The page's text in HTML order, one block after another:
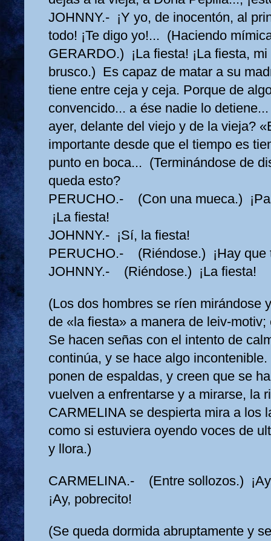
JOHNNY.- ¡Y yo, de inocentón, al
todo! ¡Te digo yo!... (Haciendo
GERARDO.) ¡La fiesta! ¡La fiesta,
brusco.) Es capaz de matar a su
tiene entre ceja y ceja. Porque de
convencido... a ése nadie lo
ayer, delante del viejo y de la vieja?
importante desde que el tiempo es
punto en boca... (Terminándose de
queda esto?
PERUCHO.- (Con una mueca.)
¡La fiesta!
JOHNNY.- ¡Sí, la fiesta!
PERUCHO.- (Riéndose.) ¡Hay que
JOHNNY.- (Riéndose.) ¡La fiesta!
(Los dos hombres se ríen mirándose
de «la fiesta» a manera de leiv-
Se hacen señas con el intento de
continúa, y se hace algo
ponen de espaldas, y creen que se
vuelven a enfrentarse y a mirarse, la
CARMELINA se despierta mira a los
como si estuviera oyendo voces de
y llora.)
CARMELINA.- (Entre sollozos.)
¡Ay, pobrecito!
(Se queda dormida abruptamente y